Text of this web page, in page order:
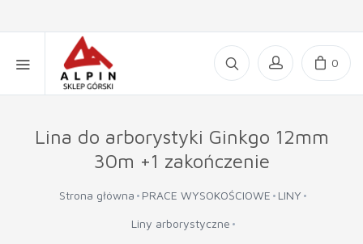
0
Lina do arborystyki Ginkgo 12mm
30m +1 zakończenie
Strona główna PRACE WYSOKOŚCIOWE LINY
Liny arborystyczne